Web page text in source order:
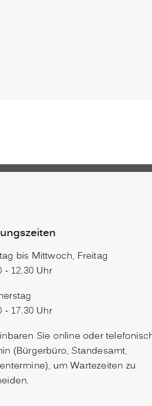
bis Mittwoch, Freitag
- 12.30 Uhr
- 17.30 Uhr
Sie online oder
(Bürgerbüro, Standesamt,
um Wartezeiten zu